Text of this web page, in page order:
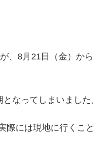
、8月21日（金）か
なってしまいました
際には現地に行くこ